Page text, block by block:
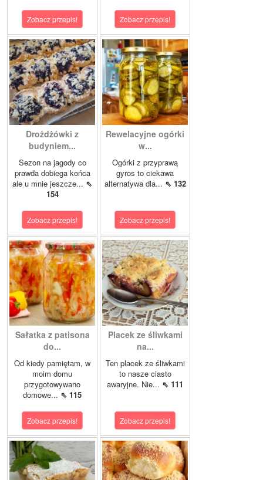
Zobacz przepis! Zobacz przepis!
Drożdżówki z
budyniem...
Sezon na jagody co
prawda dobiega końca
ale u mnie jeszcze... ⇖
154
Zobacz przepis!
Rewelacyjne ogórki
w...
Ogórki z przyprawą
gyros to ciekawa
alternatywa dla... ⇖ 132
Zobacz przepis!
Sałatka z patisona
do...
Od kiedy pamiętam, w
moim domu
przygotowywano
domowe... ⇖ 115
Zobacz przepis!
Placek ze śliwkami
na...
Ten placek ze śliwkami
to nasze ciasto
awaryjne. Nie... ⇖ 111
Zobacz przepis!